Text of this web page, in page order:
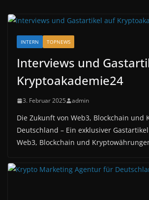
INTERN TOPNEWS
Interviews und
Kryptoakademie24
3. Februar 2025 admin
Die Zukunft von Web3, Blockchain und
Deutschland – Ein exklusiver
Web3, Blockchain und